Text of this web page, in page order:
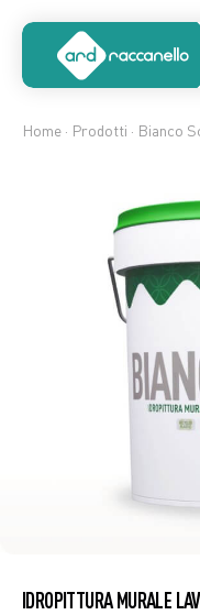
Home · Prodotti · Bianco
IDROPITTURA MURALE